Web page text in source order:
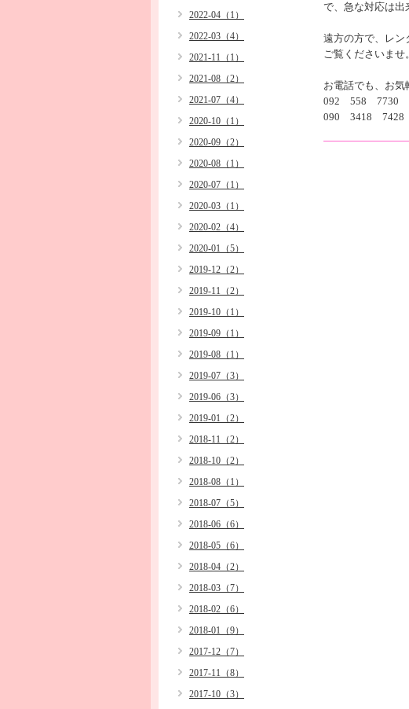
で、急な対応は出
遠方の方で、レン
ご覧くださいませ。
お電話でも、お気
092 558 7730
090 3418 7428
2022-04（1）
2022-03（4）
2021-11（1）
2021-08（2）
2021-07（4）
2020-10（1）
2020-09（2）
2020-08（1）
2020-07（1）
2020-03（1）
2020-02（4）
2020-01（5）
2019-12（2）
2019-11（2）
2019-10（1）
2019-09（1）
2019-08（1）
2019-07（3）
2019-06（3）
2019-01（2）
2018-11（2）
2018-10（2）
2018-08（1）
2018-07（5）
2018-06（6）
2018-05（6）
2018-04（2）
2018-03（7）
2018-02（6）
2018-01（9）
2017-12（7）
2017-11（8）
2017-10（3）